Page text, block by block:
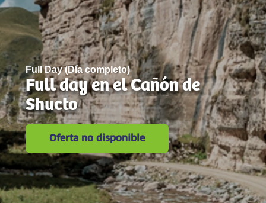
Full Day (Día completo)
Full day en el Cañón de
Shucto
Oferta no disponible